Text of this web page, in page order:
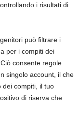
i risultati di
può filtrare i
per i compiti dei
consente regole
singolo account, il che
dei compiti, il tuo
di riserva che